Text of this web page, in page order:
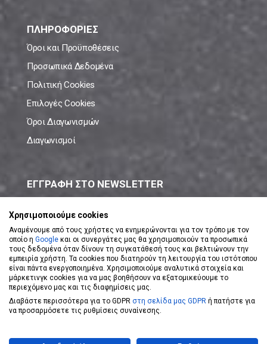
ΠΛΗΡΟΦΟΡΙΕΣ
Όροι και Προϋποθέσεις
Προσωπικά Δεδομένα
Πολιτική Cookies
Επιλογές Cookies
Όροι Διαγωνισμών
Διαγωνισμοί
ΕΓΓΡΑΦΗ ΣΤΟ NEWSLETTER
ΕΓΓΡΑΦΗ ΣΤΟ NEWSLETTER
Αποδέχομαι τουςΌρους Χρήσης
Powered byeShopKeyDesigned byKoolmetrix
Χρησιμοποιούμε cookies
Αναμένουμε από τους χρήστες να ενημερώνονται για τον τρόπο με τον
οποίο η Google και οι συνεργάτες μας θα χρησιμοποιούν τα προσωπικά
τους δεδομένα όταν δίνουν τη συγκατάθεσή τους και βελτιώνουν την
εμπειρία χρήστη. Τα cookies που διατηρούν τη λειτουργία του ιστότοπου
είναι πάντα ενεργοποιημένα. Χρησιμοποιούμε αναλυτικά στοιχεία και
μάρκετινγκ cookies για να μας βοηθήσουν να εξατομικεύουμε το
περιεχόμενο μας και τις διαφημίσεις μας.
Διαβάστε περισσότερα για το GDPR στη σελίδα μας GDPR ή πατήστε για
να προσαρμόσετε τις ρυθμίσεις συναίνεσης.